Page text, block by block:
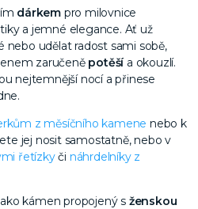
dárkempro milovnice
a jemné elegance. Ať už
nebo udělat radost sami sobě,
zaručeně potěšía okouzlí.
nejtemnější nocí a přinese
z měsíčního kamene nebo k
jej nosit samostatně, nebo v
řetízkyči náhrdelníky z
kámen propojený sženskou